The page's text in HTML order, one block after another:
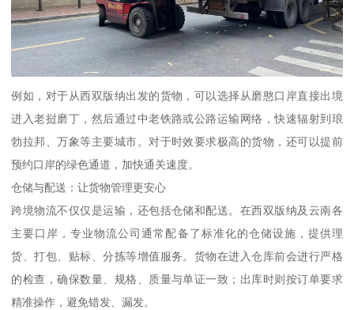
例如，对于从西双版纳出发的货物，可以选择从磨憨口岸直接出境
进入老挝磨丁，然后通过中老铁路或公路运输网络，快速辐射到琅
勃拉邦、万象等主要城市。对于时效要求极高的货物，还可以提前
预约口岸的绿色通道，加快通关速度。
仓储与配送：让货物管理更安心
跨境物流不仅仅是运输，还包括仓储和配送。在西双版纳及云南各
主要口岸，专业物流公司通常配备了标准化的仓储设施，提供理
货、打包、贴标、分拣等增值服务。货物在进入仓库前会进行严格
的检查，确保数量、规格、质量与单证一致；出库时则按订单要求
精准操作，避免错发、漏发。